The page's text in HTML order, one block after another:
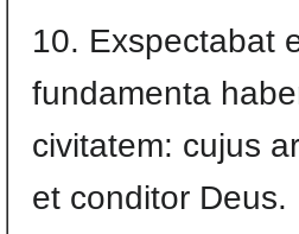
10. Exspectabat
fundamenta
civitatem: cujus
et conditor Deus.